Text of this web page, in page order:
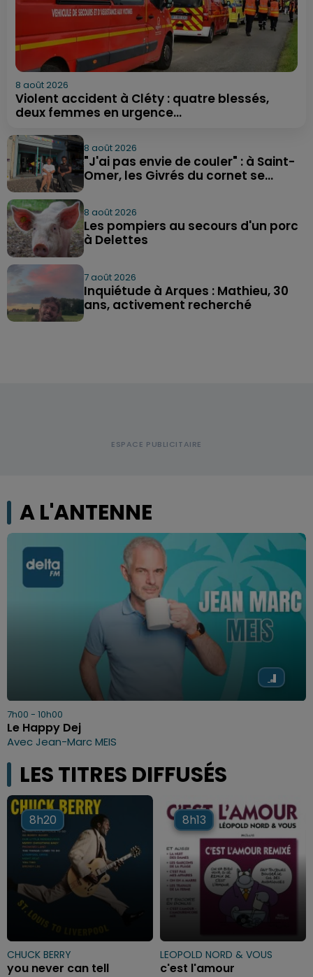
8 août 2026
Violent accident à Cléty : quatre blessés,
deux femmes en urgence...
8 août 2026
"J'ai pas envie de couler" : à Saint-
Omer, les Givrés du cornet se...
8 août 2026
Les pompiers au secours d'un porc
à Delettes
7 août 2026
Inquiétude à Arques : Mathieu, 30
ans, activement recherché
A L'ANTENNE
7h00 - 10h00
Le Happy Dej
Avec Jean-Marc MEIS
LES TITRES DIFFUSÉS
8h20
8h20
CHUCK BERRY
you never can tell
8h13
8h13
LEOPOLD NORD & VOUS
c'est l'amour